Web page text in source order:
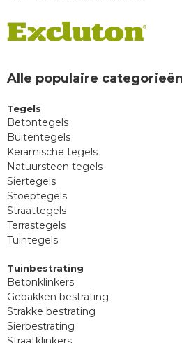
Alle populaire categorieën
Tegels
Betontegels
Buitentegels
Keramische tegels
Natuursteen tegels
Siertegels
Stoeptegels
Straattegels
Terrastegels
Tuintegels
Tuinbestrating
Betonklinkers
Gebakken bestrating
Strakke bestrating
Sierbestrating